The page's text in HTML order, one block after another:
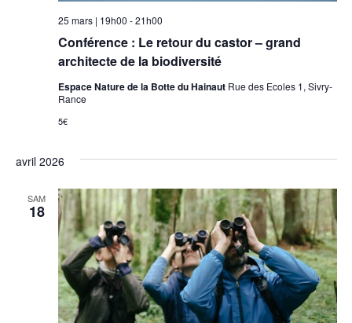
Conférence : Le retour du castor – grand
architecte de la biodiversité
25 mars | 19h00 -21h00
Espace Nature de la Botte du Hainaut Rue des Ecoles 1, Sivry-
Rance
5€
avril 2026
SAM
18